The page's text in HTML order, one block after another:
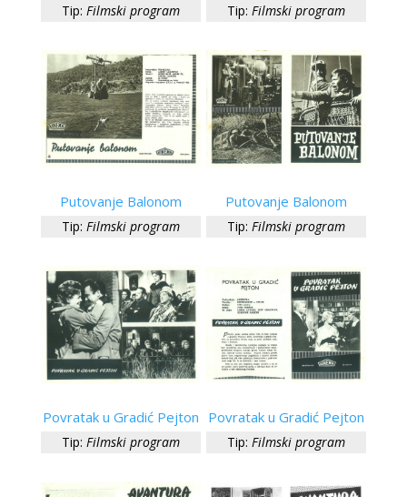
Tip: Filmski program Tip: Filmski program
Putovanje Balonom
Tip: Filmski program
Putovanje Balonom
Tip: Filmski program
Povratak u Gradić Pejton
Tip: Filmski program
Povratak u Gradić Pejton
Tip: Filmski program